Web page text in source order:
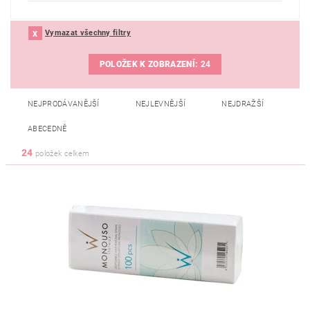
Vymazat všechny filtry
POLOŽEK K ZOBRAZENÍ: 24
NEJPRODÁVANĚJŠÍ NEJLEVNĚJŠÍ NEJDRAŽŠÍ
ABECEDNĚ
24 položek celkem